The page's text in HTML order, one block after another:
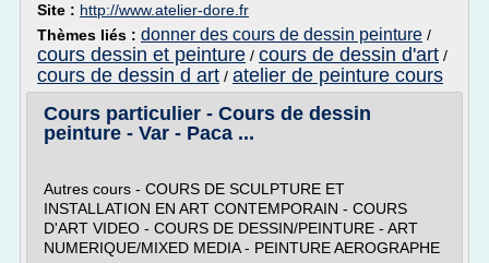
Site : http://www.atelier-dore.fr
Thèmes liés : donner des cours de dessin peinture /
cours dessin et peinture / cours de dessin d'art /
cours de dessin d art / atelier de peinture cours
Cours particulier - Cours de dessin
peinture - Var - Paca ...
Autres cours - COURS DE SCULPTURE ET
INSTALLATION EN ART CONTEMPORAIN - COURS
D'ART VIDEO - COURS DE DESSIN/PEINTURE - ART
NUMERIQUE/MIXED MEDIA - PEINTURE AEROGRAPHE